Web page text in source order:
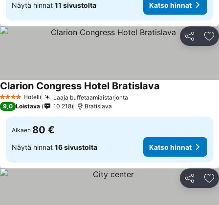
Näytä hinnat 11 sivustolta Katso hinnat
Jaa
4 Tähtiluokitus
Hotelli Laaja buffetaamiaistarjonta
Clarion Congress Hotel Bratislava
9,0 Loistava 10 218 Bratislava
Alkaen 80 €
Näytä hinnat 16 sivustolta Katso hinnat
Jaa